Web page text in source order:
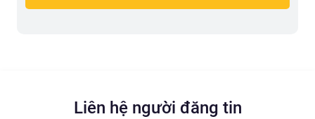
Liên hệ người đăng tin